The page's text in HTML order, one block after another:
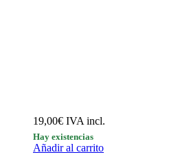
19,00€ IVA incl.
Hay existencias
Añadir al carrito